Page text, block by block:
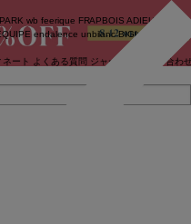
wb feerique FRAPBOIS ADIEU
endalence unbilanc BIGI online store
ネート よくある質問 ジャーナル お問い合わ